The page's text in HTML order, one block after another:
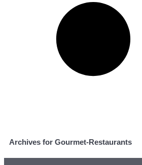
Archives for Gourmet-Restaurants